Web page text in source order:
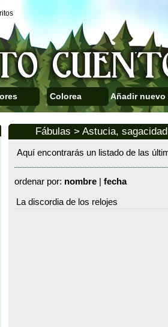
Colorea Añadir nuevo
Fábulas > Astucia,
Aquí encontrarás un listado de las
ordenar por: nombre fecha
La discordia de los relojes